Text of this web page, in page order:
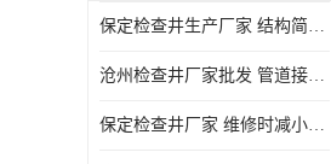
保定检查井生产厂家 结构简单易于安装
沧州检查井厂家批发 管道接口密封良好
保定检查井厂家 维修时减小交通影响